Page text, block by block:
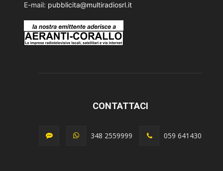
E-mail: pubblicita@multiradiosrl.it
CONTATTACI
348 2559999 059 641430